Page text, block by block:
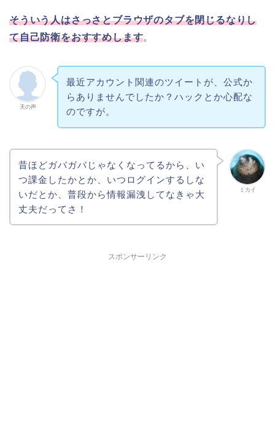
そういう人はさっさとブラウザのタブを閉じるなりし
て自己防衛をおすすめします。
天の声
最近アカウント関連のツイートが、公式か
らありませんでしたか？ハックとか心配な
のですが。
ミカイ
昔ほどガバガバじゃなくなってるから、い
つ課金したかとか、いつログインするしな
いだとか、普段から情報漏洩してなきゃ大
丈夫だってさ！
スポンサーリンク